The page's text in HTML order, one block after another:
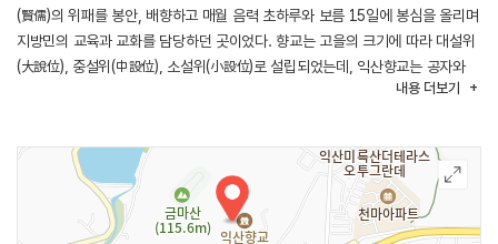
(賢儒)의 위패를 봉안, 배향하고 매월 음력 초하루와 보름 15일에 봉심을 올리며
지방민의 교육과 교화를 담당하던 곳이었다. 향교는 고을의 크기에 따라 대설위
(大說位), 중설위(中設位), 소설위(小設位)로 설립되었는데, 익산향교는 공자와
4성, 10철, 송조6현, 동국 18현 등 39위를 모신 중설위 향교로 세워졌다.
내용 더보기